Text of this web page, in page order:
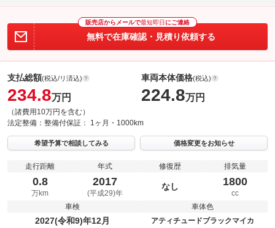
販売店からメールで最短即日 にご連絡
無料で在庫確認・見積り依頼する
支払総額(税込/リ済込)
234.8万円
（諸費用10万円を含む）
車両本体価格(税込)
224.8万円
法定整備： 整備付保証： 1ヶ月・1000km
希望予算で相談してみる 価格変更をお知らせ
走行距離
0.8
万km
年式
2017
(平成29)年
修復歴
なし
排気量
1800
cc
車検
2027(令和9)年12月
車体色
アティチュードブラックマイカ